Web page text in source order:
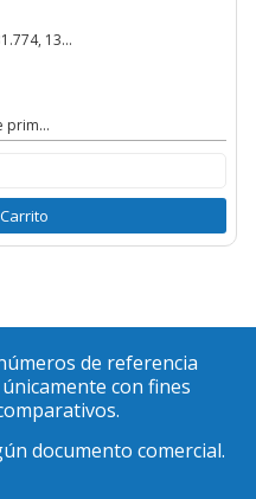
13...
prim...
de referencia
con fines
documento comercial.